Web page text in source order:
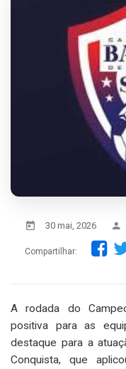
30 mai, 2026
Compartilhar:
A rodada do
positiva para as
destaque para a
Conquista, que